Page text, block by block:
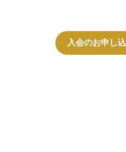
入会のお申し